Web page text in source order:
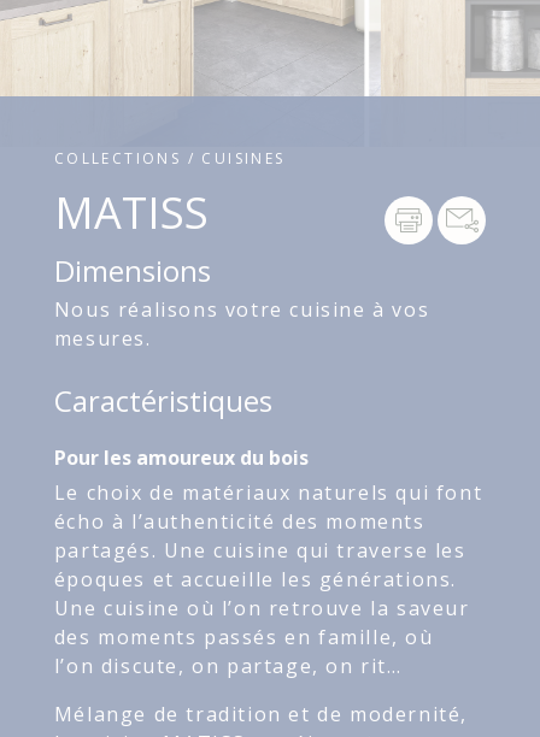
COLLECTIONS / CUISINES
MATISS
Dimensions
Nous réalisons votre cuisine à vos
mesures.
Caractéristiques
Pour les amoureux du bois
Le choix de matériaux naturels qui font
écho à l’authenticité des moments
partagés. Une cuisine qui traverse les
époques et accueille les générations.
Une cuisine où l’on retrouve la saveur
des moments passés en famille, où
l’on discute, on partage, on rit…
Mélange de tradition et de modernité,